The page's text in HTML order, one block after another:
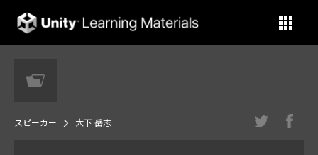
Unity Learning Materials
スピーカー 大下 岳志